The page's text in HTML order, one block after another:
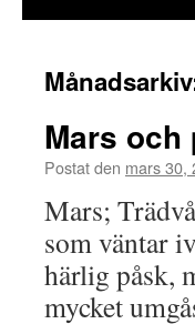
Mars och
Postat den mars 30,
Mars;
som väntar
härlig påsk,
mycket